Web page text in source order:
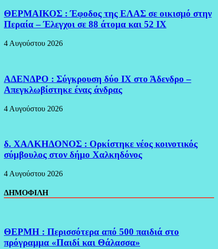
ΘΕΡΜΑΙΚΟΣ : Έφοδος της ΕΛΑΣ σε οικισμό στην
Περαία – Έλεγχοι σε 88 άτομα και 52 ΙΧ
4 Αυγούστου 2026
ΑΔΕΝΔΡΟ : Σύγκρουση δύο ΙΧ στο Άδενδρο –
Απεγκλωβίστηκε ένας άνδρας
4 Αυγούστου 2026
δ. ΧΑΛΚΗΔΟΝΟΣ : Ορκίστηκε νέος κοινοτικός
σύμβουλος στον δήμο Χαλκηδόνος
4 Αυγούστου 2026
ΔΗΜΟΦΙΛΗ
ΘΕΡΜΗ : Περισσότερα από 500 παιδιά στο
πρόγραμμα «Παιδί και Θάλασσα»